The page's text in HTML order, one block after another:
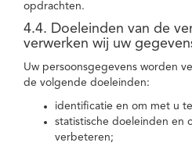
opdrachten.
4.4. Doeleinden van de
verwerken wij uw
Uw persoonsgegevens worden
de volgende doeleinden:
identificatie en om met u
statistische doeleinden en
verbeteren;